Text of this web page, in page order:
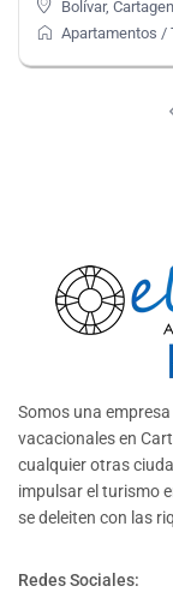
Bolívar,
Apartamentos /
Somos una
vacacionales en
cualquier otras
impulsar el turismo
se deleiten con las
Redes Sociales: